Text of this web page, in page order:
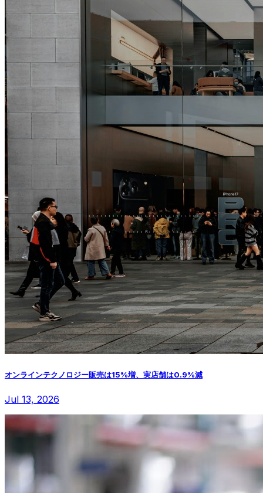
オンラインテクノロジー販売は15%増、実店舗は0.9%減
Jul 13, 2026